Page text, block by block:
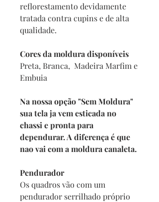
reflorestamento devidamente
tratada contra cupins e de alta
qualidade.
Cores da moldura disponíveis
Preta, Branca, Madeira Marfim e
Embuia
Na nossa opção "Sem Moldura"
sua tela ja vem esticada no
chassi e pronta para
dependurar. A diferença é que
nao vai com a moldura canaleta.
Pendurador
Os quadros vão com um
pendurador serrilhado próprio